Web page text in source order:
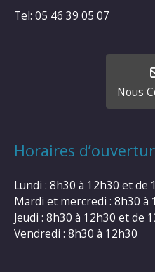
Tel: 05 46 39 05 07
Nous
Horaires
Lundi : 8h30 à 12h30 et de
Mardi et mercredi : 8h30 à
Jeudi : 8h30 à 12h30 et de
Vendredi : 8h30 à 12h30